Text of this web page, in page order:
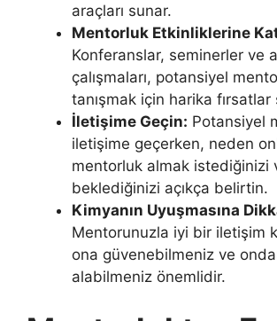
araçları sunar.
Mentorluk Etkinliklerine
Konferanslar, seminerler ve
çalışmaları, potansiyel
tanışmak için harika fırsatlar
İletişime Geçin: Potansiyel
iletişime geçerken, neden
mentorluk almak istediğinizi
beklediğinizi açıkça belirtin.
Kimyanın Uyuşmasına
Mentorunuzla iyi bir iletişim
ona güvenebilmeniz ve
alabilmeniz önemlidir.